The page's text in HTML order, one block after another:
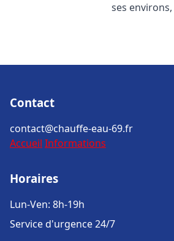
ses
Contact
contact@chauffe-eau-69.fr
Accueil Informations
Horaires
Lun-Ven: 8h-19h
Service d'urgence 24/7